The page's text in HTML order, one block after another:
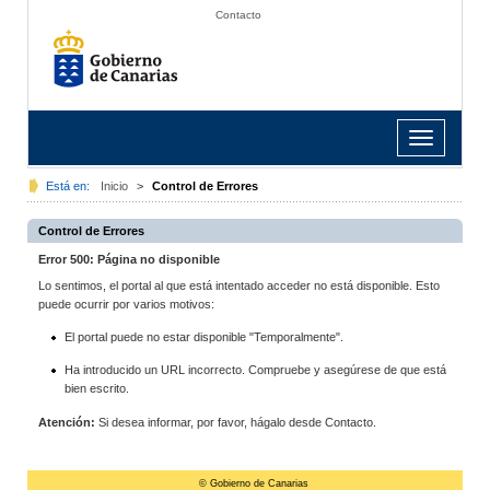
Contacto
Toggle
navigation
Está en: Inicio > Control de Errores
Control de Errores
Error 500: Página no disponible
Lo sentimos, el portal al que está intentado acceder no está disponible. Esto
puede ocurrir por varios motivos:
El portal puede no estar disponible "Temporalmente".
Ha introducido un URL incorrecto. Compruebe y asegúrese de que está
bien escrito.
Atención: Si desea informar, por favor, hágalo desde Contacto.
© Gobierno de Canarias